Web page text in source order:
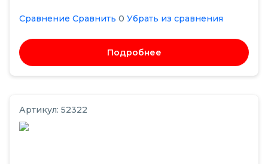
Сравнение Сравнить 0 Убрать из сравнения
Подробнее
Артикул: 52322